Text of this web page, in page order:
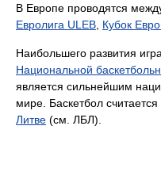
В Европе проводятся
Евролига ULEB Кубок
Наибольшего развития
Национальной
является сильнейшим
мире. Баскетбол
Литве (см. ЛБЛ).